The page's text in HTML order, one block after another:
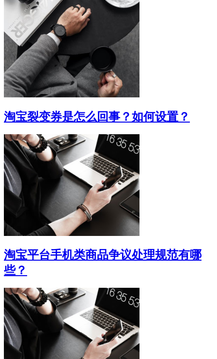
淘宝裂变券是怎么回事？如何设置？
淘宝平台手机类商品争议处理规范有哪
些？